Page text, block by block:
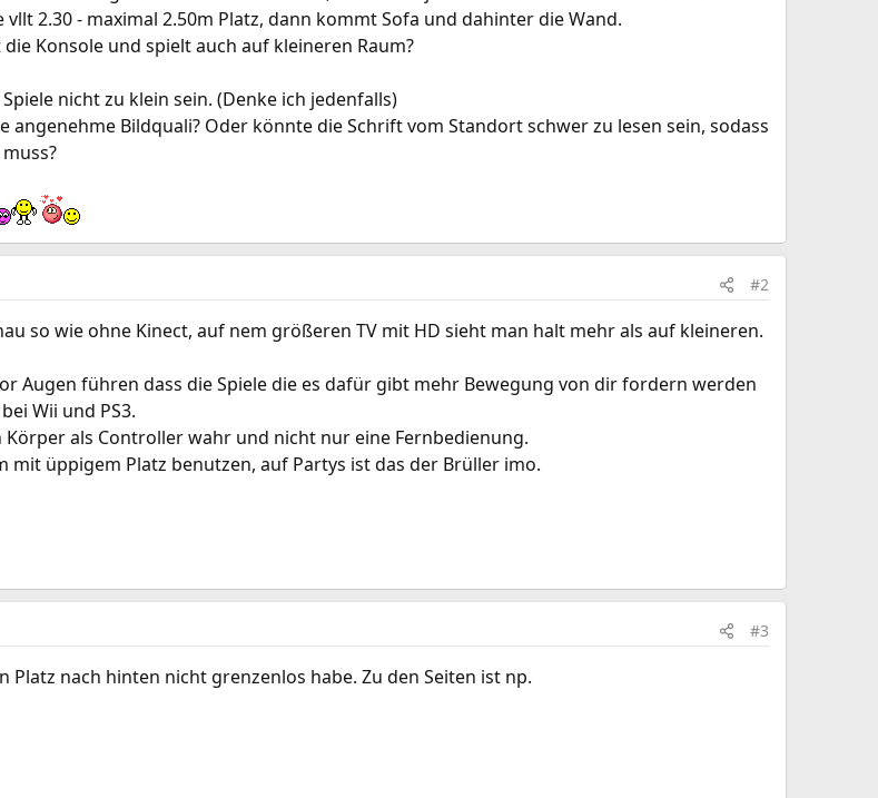
2.30 - maximal 2.50m Platz, dann kommt Sofa und dahinter die Wand.
Konsole und spielt auch auf kleineren Raum?
nicht zu klein sein. (Denke ich jedenfalls)
angenehme Bildquali? Oder könnte die Schrift vom Standort schwer zu lesen sein, sodass
#2
so wie ohne Kinect, auf nem größeren TV mit HD sieht man halt mehr als auf kleineren.
Augen führen dass die Spiele die es dafür gibt mehr Bewegung von dir fordern werden
Wii und PS3.
als Controller wahr und nicht nur eine Fernbedienung.
mit üppigem Platz benutzen, auf Partys ist das der Brüller imo.
#3
Platz nach hinten nicht grenzenlos habe. Zu den Seiten ist np.